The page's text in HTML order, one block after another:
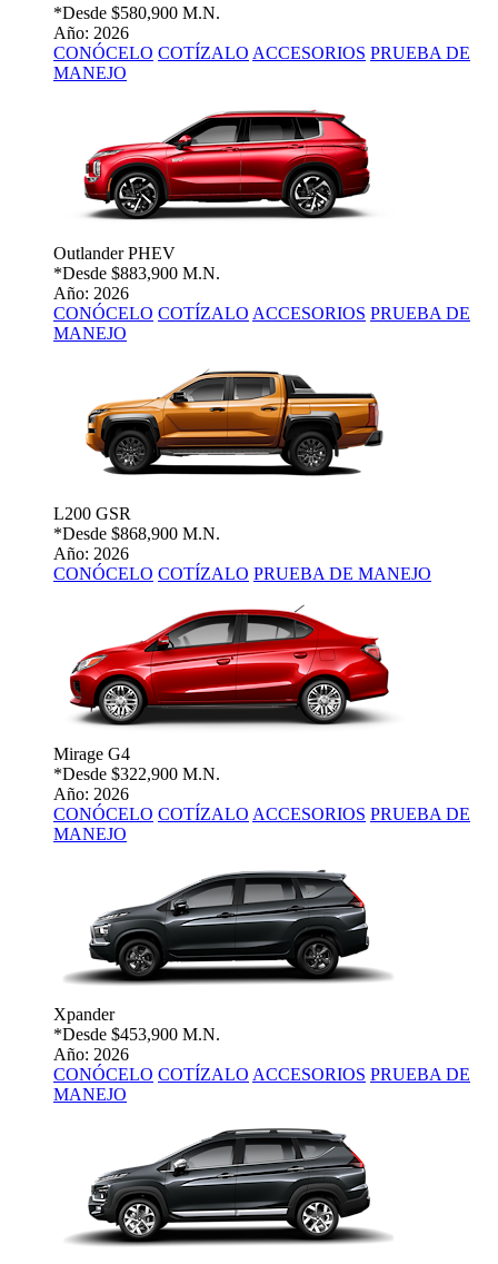
*Desde $580,900 M.N.
Año: 2026
CONÓCELO COTÍZALO ACCESORIOS PRUEBA DE
MANEJO
Outlander PHEV
*Desde $883,900 M.N.
Año: 2026
CONÓCELO COTÍZALO ACCESORIOS PRUEBA DE
MANEJO
L200 GSR
*Desde $868,900 M.N.
Año: 2026
CONÓCELO COTÍZALO PRUEBA DE MANEJO
Mirage G4
*Desde $322,900 M.N.
Año: 2026
CONÓCELO COTÍZALO ACCESORIOS PRUEBA DE
MANEJO
Xpander
*Desde $453,900 M.N.
Año: 2026
CONÓCELO COTÍZALO ACCESORIOS PRUEBA DE
MANEJO